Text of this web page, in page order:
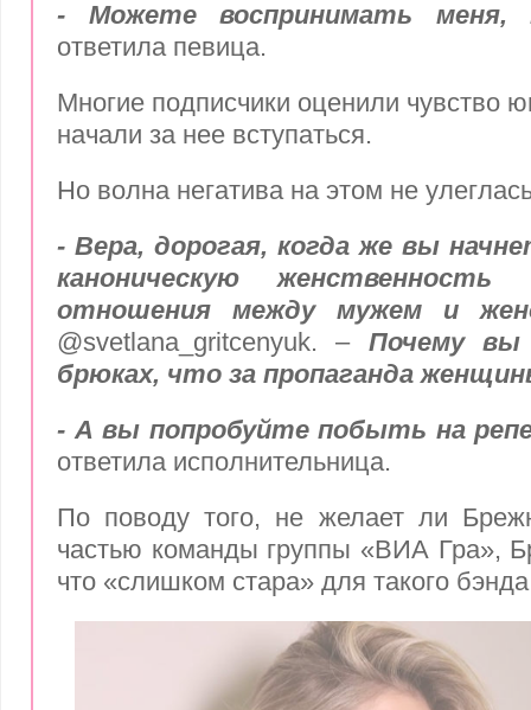
- Можете воспринимать меня,
ответила певица.
Многие подписчики оценили чувство
начали за нее вступаться.
Но волна негатива на этом не
- Вера, дорогая, когда же вы
каноническую
отношения между мужем и
@svetlana_gritcenyuk. – Почему
брюках, что за пропаганда
- А вы попробуйте побыть на
ответила исполнительница.
По поводу того, не желает ли
частью команды группы «ВИА Гра»,
что «слишком стара» для такого